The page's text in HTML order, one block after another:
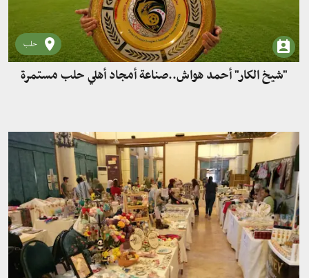
حلب
"شيخ الكار" أحمد هواش..صناعة أمجاد أهلي حلب مستمرة